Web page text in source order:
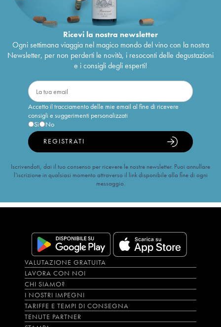
Ricevi la nostra newsletter
Ogni settimana viaggia nel magico mondo del vino con la nostra
Newsletter, per non perderti le novità, i resoconti delle degustazioni
e i consigli degli esperti!
Accetto il tracciamento delle mie email al fine di ricevere
consigli e suggerimenti personalizzati
Sì
No
REGISTRATI
Iscrivendoti, dai il tuo consenso per ricevere le nostre newsletter. Puoi annullare
l’iscrizione in qualsiasi momento attraverso il link disponibile alla fine di ogni
messaggio.
VALUTAZIONE GRATUITA
LAVORA CON NOI
CHI SIAMO?
I NOSTRI IMPEGNI
TARIFFE E TEMPI DI CONSEGNA
TENUTE PARTNER